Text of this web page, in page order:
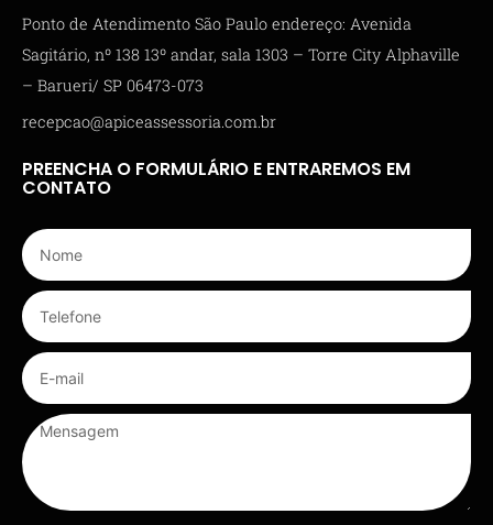
Ponto de Atendimento São Paulo endereço: Avenida
Sagitário, nº 138 13º andar, sala 1303 – Torre City Alphaville
– Barueri/ SP 06473-073
recepcao@apiceassessoria.com.br
PREENCHA O FORMULÁRIO E ENTRAREMOS EM
CONTATO